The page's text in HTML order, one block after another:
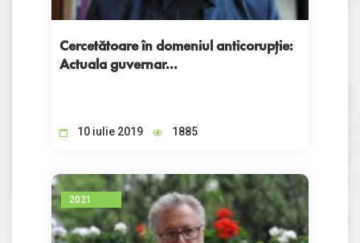
Cercetătoare în domeniul anticorupție:
Actuala guvernar...
10 iulie 2019 1885
2021